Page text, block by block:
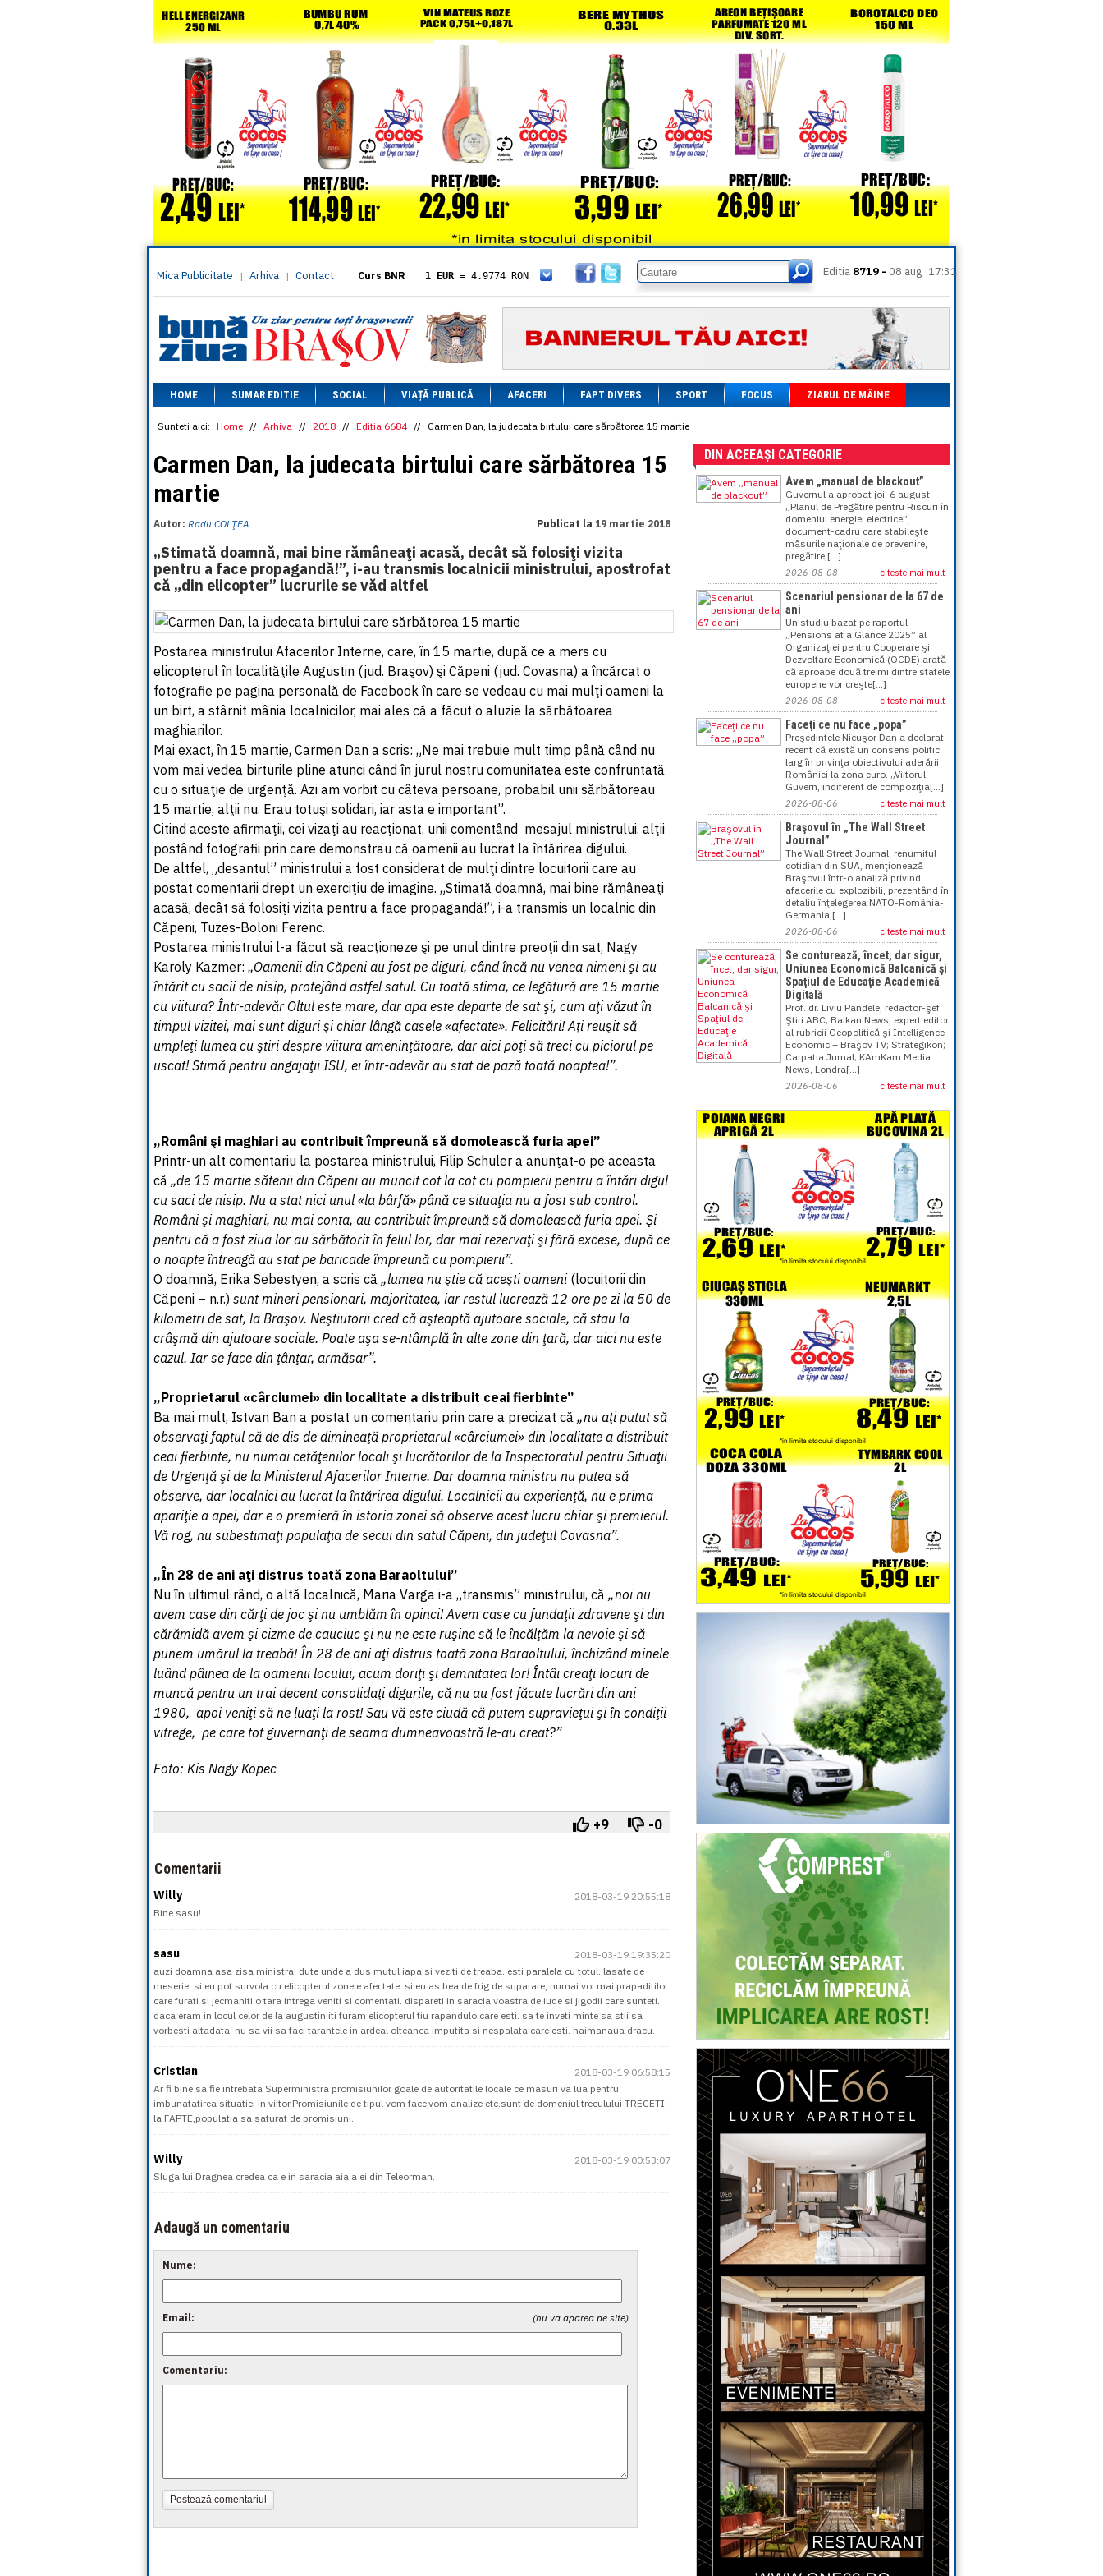
Mica Publicitate | Arhiva | Contact Curs BNR 1 EUR = 4.9774 RON
= 5.8304 RON
1 XAU= 464.4611 RON
1 AED= 1.1933 RON
1 AUD= 2.7957 RON
1 BGN= 2.5449 RON
1 CAD= 3.1559 RON
1 CHF= 5.2813 RON
1 CNY= 0.6015 RON
1 DKK= 0.6668 RON
1 EGP
= 0.0860 RON
1 MXN= 0.2227 RON
1 NOK= 0.4191 RON
1 NZD
1 RSD
= 0.0425 RON
1 RUB= 0.0530 RON
1 SEK
= 0.4526 RON
= 0.1141 RON
1 UAH= 0.1048 RON
1 XDR= 5.9383 RON
1 ZAR
= 0.2318 RON
Editia 8719 - 08 aug 17:31
HOME SUMAR EDITIE SOCIAL VIAȚĂ PUBLICĂ AFACERI FAPT DIVERS SPORT FOCUS ZIARUL DE MÂINE
Sunteti aici: Home // Arhiva // 2018 // Editia 6684 // Carmen Dan, la judecata birtului care sărbătorea 15 martie
Carmen Dan, la judecata birtului care sărbătorea 15
martie
Autor: Radu COLŢEA Publicat la 19 martie 2018
„Stimată doamnă, mai bine rămâneaţi acasă, decât să folosiţi vizita
pentru a face propagandă!”, i-au transmis localnicii ministrului, apostrofat
că „din elicopter” lucrurile se văd altfel
Postarea ministrului Afacerilor Interne, care, în 15 martie, după ce a mers cu
elicopterul în localităţile Augustin (jud. Braşov) şi Căpeni (jud. Covasna) a încărcat o
fotografie pe pagina personală de Facebook în care se vedeau cu mai mulţi oameni la
un birt, a stârnit mânia localnicilor, mai ales că a făcut o aluzie la sărbătoarea
maghiarilor.
Mai exact, în 15 martie, Carmen Dan a scris: „Ne mai trebuie mult timp până când nu
vom mai vedea birturile pline atunci când în jurul nostru comunitatea este confruntată
cu o situaţie de urgenţă. Azi am vorbit cu câteva persoane, probabil unii sărbătoreau
15 martie, alţii nu. Erau totuşi solidari, iar asta e important”.
Citind aceste afirmaţii, cei vizaţi au reacţionat, unii comentând mesajul ministrului, alţii
postând fotografii prin care demonstrau că oamenii au lucrat la întărirea digului.
De altfel, „desantul” ministrului a fost considerat de mulţi dintre locuitorii care au
postat comentarii drept un exerciţiu de imagine. „Stimată doamnă, mai bine rămâneaţi
acasă, decât să folosiţi vizita pentru a face propagandă!”, i-a transmis un localnic din
Căpeni, Tuzes-Boloni Ferenc.
Postarea ministrului l-a făcut să reacţioneze şi pe unul dintre preoţii din sat, Nagy
Karoly Kazmer: „Oamenii din Căpeni au fost pe diguri, când încă nu venea nimeni şi au
întărit cu sacii de nisip, protejând astfel satul. Cu toată stima, ce legătură are 15 martie
cu viitura? Într-adevăr Oltul este mare, dar apa este departe de sat şi, cum aţi văzut în
timpul vizitei, mai sunt diguri şi chiar lângă casele «afectate». Felicitări! Aţi reuşit să
umpleţi lumea cu ştiri despre viitura ameninţătoare, dar aici poţi să treci cu piciorul pe
uscat! Stimă pentru angajaţii ISU, ei într-adevăr au stat de pază toată noaptea!”.
„Români şi maghiari au contribuit împreună să domolească furia apei”
Printr-un alt comentariu la postarea ministrului, Filip Schuler a anunţat-o pe aceasta
că „de 15 martie sătenii din Căpeni au muncit cot la cot cu pompierii pentru a întări digul
cu saci de nisip. Nu a stat nici unul «la bârfă» până ce situaţia nu a fost sub control.
Români şi maghiari, nu mai conta, au contribuit împreună să domolească furia apei. Şi
pentru că a fost ziua lor au sărbătorit în felul lor, dar mai rezervaţi şi fără excese, după ce
o noapte întreagă au stat pe baricade împreună cu pompierii”.
O doamnă, Erika Sebestyen, a scris că „lumea nu ştie că aceşti oameni (locuitorii din
Căpeni – n.r.) sunt mineri pensionari, majoritatea, iar restul lucrează 12 ore pe zi la 50 de
kilometri de sat, la Braşov. Neştiutorii cred că aşteaptă ajutoare sociale, că stau la
crâşmă din ajutoare sociale. Poate aşa se-ntâmplă în alte zone din ţară, dar aici nu este
cazul. Iar se face din ţânţar, armăsar”.
„Proprietarul «cârciumei» din localitate a distribuit ceai fierbinte”
Ba mai mult, Istvan Ban a postat un comentariu prin care a precizat că „nu aţi putut să
observaţi faptul că de dis de dimineaţă proprietarul «cârciumei» din localitate a distribuit
ceai fierbinte, nu numai cetăţenilor locali şi lucrătorilor de la Inspectoratul pentru Situaţii
de Urgenţă şi de la Ministerul Afacerilor Interne. Dar doamna ministru nu putea să
observe, dar localnici au lucrat la întărirea digului. Localnicii au experienţă, nu e prima
apariţie a apei, dar e o premieră în istoria zonei să observe acest lucru chiar şi premierul.
Vă rog, nu subestimaţi populaţia de secui din satul Căpeni, din judeţul Covasna”.
„În 28 de ani aţi distrus toată zona Baraoltului”
Nu în ultimul rând, o altă localnică, Maria Varga i-a „transmis” ministrului, că „noi nu
avem case din cărţi de joc şi nu umblăm în opinci! Avem case cu fundaţii zdravene şi din
cărămidă avem şi cizme de cauciuc şi nu ne este ruşine să le încălţăm la nevoie şi să
punem umărul la treabă! În 28 de ani aţi distrus toată zona Baraoltului, închizând minele
luând pâinea de la oamenii locului, acum doriţi şi demnitatea lor! Întâi creaţi locuri de
muncă pentru un trai decent consolidaţi digurile, că nu au fost făcute lucrări din ani
1980, apoi veniţi să ne luaţi la rost! Sau vă este ciudă că putem supravieţui şi în condiţii
vitrege, pe care tot guvernanţi de seama dumneavoastră le-au creat?”
Foto: Kis Nagy Kopec
+9 -0
Comentarii
Willy
2018-03-19 20:55:18
Bine sasu!
sasu
2018-03-19 19:35:20
auzi doamna asa zisa ministra. dute unde a dus mutul iapa si veziti de treaba. esti paralela cu totul. lasate de
meserie. si eu pot survola cu elicopterul zonele afectate. si eu as bea de frig de suparare, numai voi mai prapaditilor
care furati si jecmaniti o tara intrega veniti si comentati. dispareti in saracia voastra de iude si jigodii care sunteti.
daca eram in locul celor de la augustin iti furam elicopterul tiu rapandulo care esti. sa te inveti minte sa stii sa
vorbesti altadata. nu sa vii sa faci tarantele in ardeal olteanca imputita si nespalata care esti. haimanaua dracu.
Cristian
2018-03-19 06:58:15
Ar fi bine sa fie intrebata Superministra promisiunilor goale de autoritatile locale ce masuri va lua pentru
imbunatatirea situatiei in viitor.Promisiunile de tipul vom face,vom analize etc.sunt de domeniul treculului TRECETI
la FAPTE,populatia sa saturat de promisiuni.
Willy
2018-03-19 00:53:07
Sluga lui Dragnea credea ca e in saracia aia a ei din Teleorman.
Adaugă un comentariu
Nume:
(nu va aparea pe site)
Email:
Comentariu:
Postează comentariul
DIN ACEEAȘI CATEGORIE
Avem „manual de blackout”
Guvernul a aprobat joi, 6 august,
„Planul de Pregătire pentru Riscuri în
domeniul energiei electrice”,
document-cadru care stabileşte
măsurile naţionale de prevenire,
pregătire,[...]
2026-08-08 citeste mai mult
Scenariul pensionar de la 67 de
ani
Un studiu bazat pe raportul
„Pensions at a Glance 2025” al
Organizaţiei pentru Cooperare şi
Dezvoltare Economică (OCDE) arată
că aproape două treimi dintre statele
europene vor creşte[...]
2026-08-08 citeste mai mult
Faceţi ce nu face „popa”
Preşedintele Nicuşor Dan a declarat
recent că există un consens politic
larg în privinţa obiectivului aderării
României la zona euro. „Viitorul
Guvern, indiferent de compoziţia[...]
2026-08-06 citeste mai mult
Braşovul în „The Wall Street
Journal”
The Wall Street Journal, renumitul
cotidian din SUA, menţionează
Braşovul într-o analiză privind
afacerile cu explozibili, prezentând în
detaliu înţelegerea NATO-România-
Germania,[...]
2026-08-06 citeste mai mult
Se conturează, încet, dar sigur,
Uniunea Economică Balcanică şi
Spaţiul de Educaţie Academică
Digitală
Prof. dr. Liviu Pandele, redactor-şef
Ştiri ABC; Balkan News; expert editor
al rubricii Geopolitică şi Intelligence
Economic – Braşov TV; Strategikon;
Carpatia Jurnal; KAmKam Media
News, Londra[...]
2026-08-06 citeste mai mult